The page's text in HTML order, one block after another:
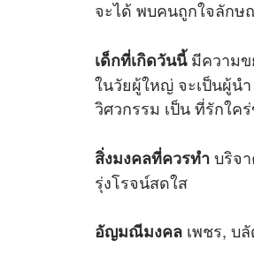
จะได้ พบคนถูกใจลักษ
เด็กที่เกิดวันนี้มีความข
ในวัยผู้ใหญ่ จะเป็นผู้น
วิศวกรรม เป็น ที่รักใค
สิ่งมงคลที่ควรทำบริจ
รุ่งโรจน์สดใส
อัญมณีมงคล เพชร, บ